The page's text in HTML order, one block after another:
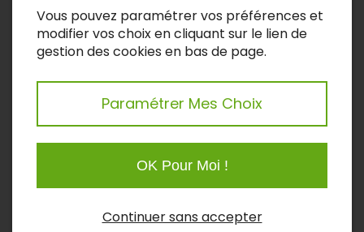
ART'MONIE PAYSAGE,
l’allié de vos projets
d’aménagement
paysager
Vous pouvez paramétrer vos préférences et
modifier vos choix en cliquant sur le lien de
gestion des cookies en bas de page.
Paramétrer Mes Choix
OK Pour Moi !
Continuer sans accepter